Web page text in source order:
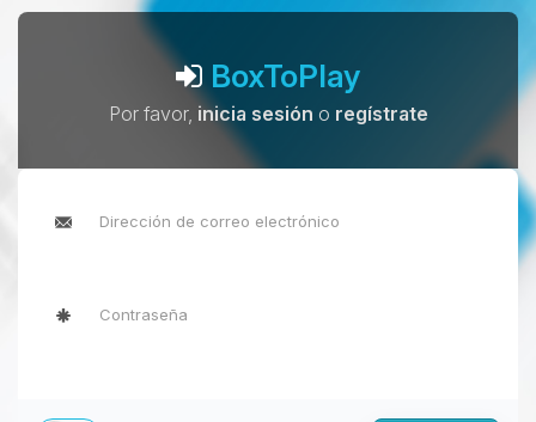
BoxToPlay
Por favor, inicia sesión o regístrate